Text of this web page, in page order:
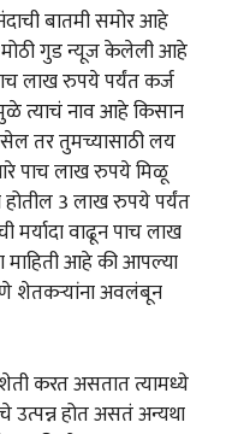
बातमी समोर आहे
गुड न्यूज केलेली आहे
लाख रुपये पर्यंत कर्ज
त्याचं नाव आहे किसान
तर तुमच्यासाठी लय
पाच लाख रुपये मिळू
होतील 3 लाख रुपये पर्यंत
मर्यादा वाढून पाच लाख
आहे की आपल्या
शेतकऱ्यांना अवलंबून
करत असतात त्यामध्ये
उत्पन्न होत असतं अन्यथा